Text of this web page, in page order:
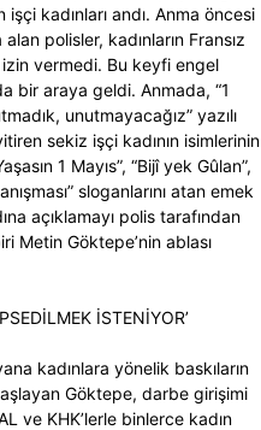
işçi kadınları andı. Anma öncesi
polisler, kadınların Fransız
izin vermedi. Bu keyfi engel
bir araya geldi. Anmada, “1
unutmayacağız” yazılı
sekiz işçi kadının isimlerinin
1 Mayıs”, “Bijî yek Gûlan”,
sloganlarını atan emek
açıklamayı polis tarafından
Metin Göktepe’nin ablası
İSTENİYOR’
kadınlara yönelik baskıların
Göktepe, darbe girişimi
ve KHK’lerle binlerce kadın